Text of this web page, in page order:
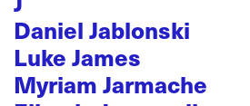
Daniel Jablonski
Luke James
Myriam Jarmache